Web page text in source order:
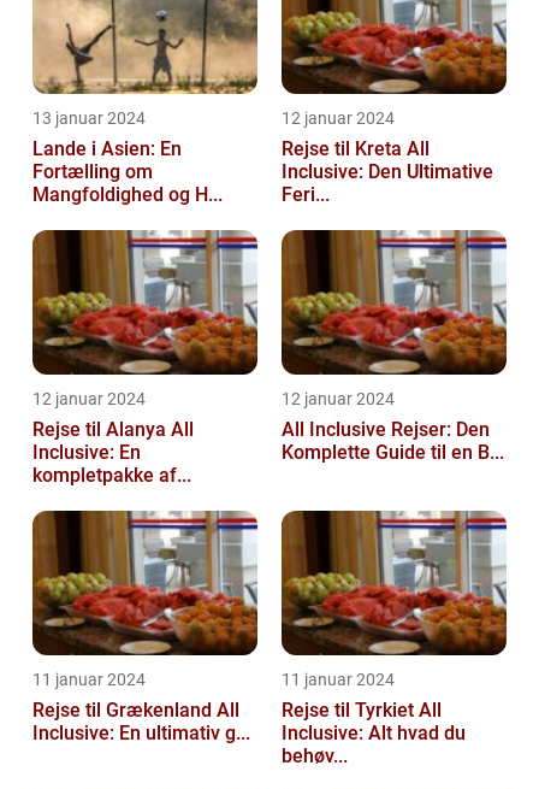
13 januar 2024
Lande i Asien: En
Fortælling om
Mangfoldighed og H...
12 januar 2024
Rejse til Kreta All
Inclusive: Den Ultimative
Feri...
12 januar 2024
Rejse til Alanya All
Inclusive: En
kompletpakke af...
12 januar 2024
All Inclusive Rejser: Den
Komplette Guide til en B...
11 januar 2024
Rejse til Grækenland All
Inclusive: En ultimativ g...
11 januar 2024
Rejse til Tyrkiet All
Inclusive: Alt hvad du
behøv...